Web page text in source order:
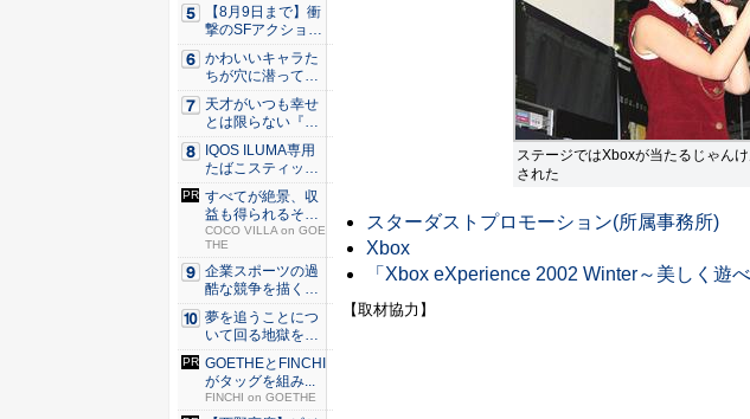
ステージではXboxが当たるじゃん
された
スターダストプロモーション(所属事務所)
Xbox
「Xbox eXperience 2002 Winter～美しく遊べ
【取材協力】
【8月9日まで】衝
撃のSFアクション
『G...
かわいいキャラた
ちが穴に潜ってひ
どい目に...
天才がいつも幸せ
とは限らない『ダ
イヤモン...
IQOS ILUMA専用
たばこスティッ
ク...
すべてが絶景、収
益も得られるその
仕組みと...
COCO VILLA on GOE
THE
企業スポーツの過
酷な競争を描く『J
JM ...
夢を追うことにつ
いて回る地獄を描
く『二階...
GOETHEとFINCHI
がタッグを組み...
FINCHI on GOETHE